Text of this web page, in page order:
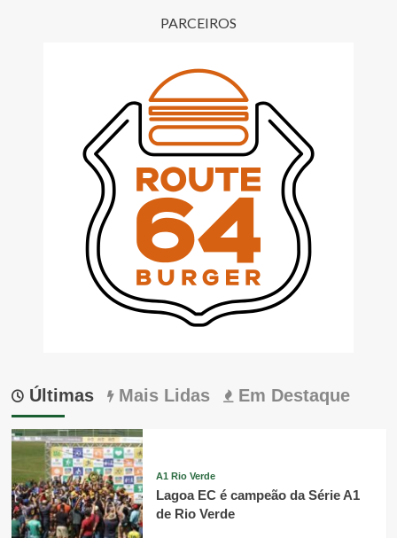
PARCEIROS
Últimas Mais Lidas Em Destaque
A1 Rio Verde
Lagoa EC é campeão da Série A1
de Rio Verde